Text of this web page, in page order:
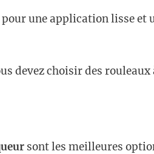
pour une application lisse et
devez choisir des
sont les meilleures